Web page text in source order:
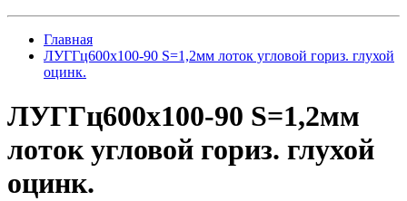
Главная
ЛУГГц600х100-90 S=1,2мм лоток угловой гориз. глухой
оцинк.
ЛУГГц600х100-90 S=1,2мм
лоток угловой гориз. глухой
оцинк.